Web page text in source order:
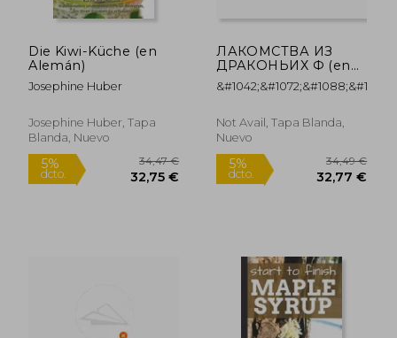
5%
dcto.
20,27 € 5%
dcto.
Die Kiwi-Küche (en
Alemán)
Josephine Huber
Josephine Huber, Tapa
Blanda, Nuevo
ЛАКОМСТВА ИЗ
ДРАКОНЬИХ Ф (en
Ruso)
Not Avail, Tapa Blanda,
Nuevo